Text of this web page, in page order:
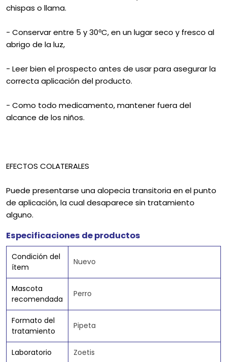
chispas o llama.
- Conservar entre 5 y 30ºC, en un lugar seco y fresco al
abrigo de la luz,
- Leer bien el prospecto antes de usar para asegurar la
correcta aplicación del producto.
- Como todo medicamento, mantener fuera del
alcance de los niños.
EFECTOS COLATERALES
Puede presentarse una alopecia transitoria en el punto
de aplicación, la cual desaparece sin tratamiento
alguno.
Especificaciones de productos
Condición del
ítem
Nuevo
Mascota
recomendada
Perro
Formato del
tratamiento
Pipeta
Laboratorio Zoetis